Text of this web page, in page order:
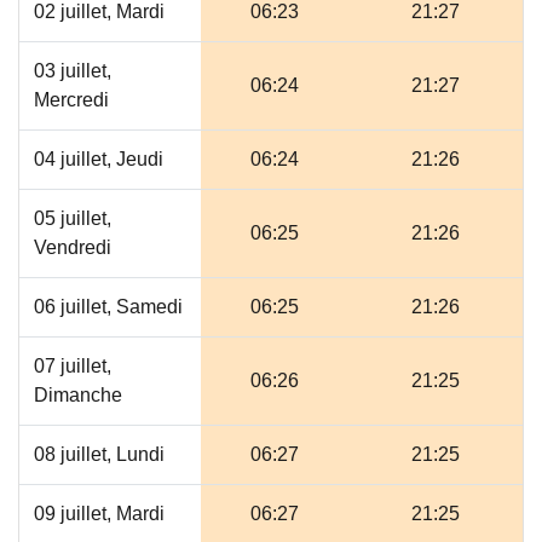
02 juillet, Mardi 06:23 21:27
03 juillet,
Mercredi
06:24 21:27
04 juillet, Jeudi 06:24 21:26
05 juillet,
Vendredi
06:25 21:26
06 juillet, Samedi 06:25 21:26
07 juillet,
Dimanche
06:26 21:25
08 juillet, Lundi 06:27 21:25
09 juillet, Mardi 06:27 21:25